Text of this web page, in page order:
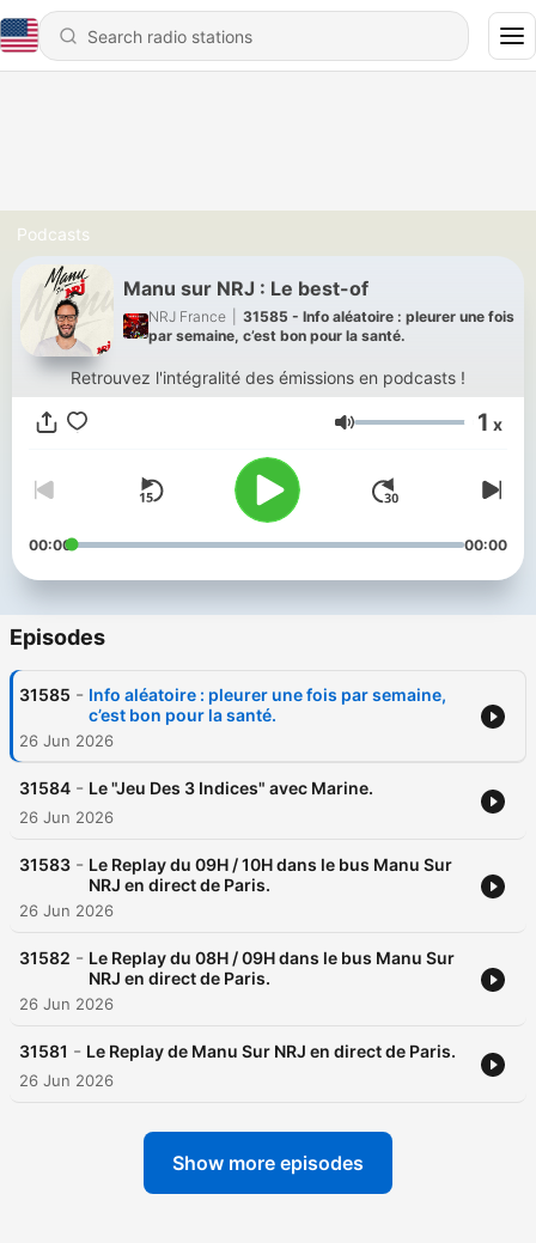
Podcasts
Manu sur NRJ : Le best-of
NRJ France
31585 - Info aléatoire : pleurer une fois
par semaine, c’est bon pour la santé.
Retrouvez l'intégralité des émissions en podcasts !
Volume 1 x
00:00 00:00
Episodes
31585 - Info aléatoire : pleurer une fois par semaine,
c’est bon pour la santé.
26 Jun 2026
31584 - Le "Jeu Des 3 Indices" avec Marine.
26 Jun 2026
31583 - Le Replay du 09H / 10H dans le bus Manu Sur
NRJ en direct de Paris.
26 Jun 2026
31582 - Le Replay du 08H / 09H dans le bus Manu Sur
NRJ en direct de Paris.
26 Jun 2026
31581 - Le Replay de Manu Sur NRJ en direct de Paris.
26 Jun 2026
Show more episodes